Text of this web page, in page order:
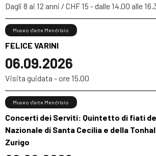
Dagli 8 ai 12 anni / CHF 15 - dalle 14.00 alle
FELICE VARINI
06.09.2026
Museo d'arte Mendrisio
Visita guidata - ore 15.00
Concerti dei Serviti: Quintetto di fiati
Nazionale di Santa Cecilia e della
Zurigo
Museo d'arte Mendrisio